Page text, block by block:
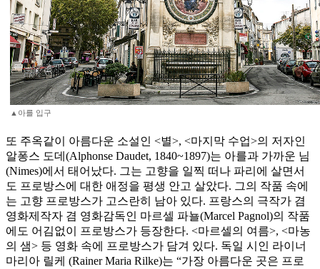
▲아를 입구
또 주옥같이 아름다운 소설인 <별>, <마지막 수업>의 저자인
알퐁스 도데(Alphonse Daudet, 1840~1897)는 아를과 가까운 님
(Nimes)에서 태어났다. 그는 고향을 일찍 떠나 파리에 살면서
도 프로방스에 대한 애정을 평생 안고 살았다. 그의 작품 속에
는 고향 프로방스가 고스란히 남아 있다. 프랑스의 극작가 겸
영화제작자 겸 영화감독인 마르셀 파뇰(Marcel Pagnol)의 작품
에도 어김없이 프로방스가 등장한다. <마르셀의 여름>, <마농
의 샘> 등 영화 속에 프로방스가 담겨 있다. 독일 시인 라이너
마리아 릴케 (Rainer Maria Rilke)는 “가장 아름다운 곳은 프로